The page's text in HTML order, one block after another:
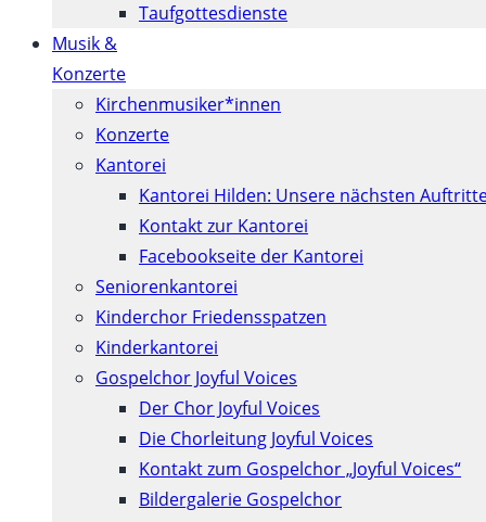
Taufgottesdienste
Musik &
Konzerte
Kirchenmusiker*innen
Konzerte
Kantorei
Kantorei Hilden: Unsere nächsten
Kontakt zur Kantorei
Facebookseite der Kantorei
Seniorenkantorei
Kinderchor Friedensspatzen
Kinderkantorei
Gospelchor Joyful Voices
Der Chor Joyful Voices
Die Chorleitung Joyful Voices
Kontakt zum Gospelchor „Joyful Voices“
Bildergalerie Gospelchor